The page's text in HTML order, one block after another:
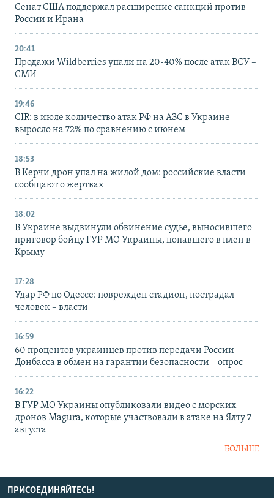
Сенат США поддержал расширение санкций против
России и Ирана
20:41
Продажи Wildberries упали на 20-40% после атак ВСУ –
СМИ
19:46
CIR: в июле количество атак РФ на АЗС в Украине
выросло на 72% по сравнению с июнем
18:53
В Керчи дрон упал на жилой дом: российские власти
сообщают о жертвах
18:02
В Украине выдвинули обвинение судье, выносившего
приговор бойцу ГУР МО Украины, попавшего в плен в
Крыму
17:28
Удар РФ по Одессе: поврежден стадион, пострадал
человек – власти
16:59
60 процентов украинцев против передачи России
Донбасса в обмен на гарантии безопасности – опрос
16:22
В ГУР МО Украины опубликовали видео с морских
дронов Magura, которые участвовали в атаке на Ялту 7
августа
БОЛЬШЕ
ПРИСОЕДИНЯЙТЕСЬ!